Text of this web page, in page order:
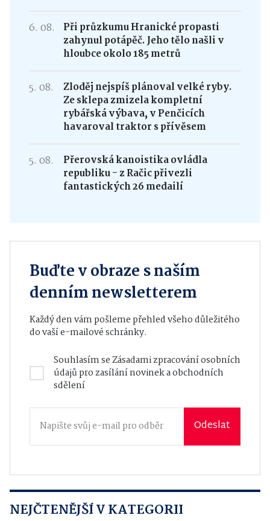
6. 08.
Při průzkumu Hranické propasti
zahynul potápěč. Jeho tělo našli v
hloubce okolo 185 metrů
5. 08.
Zloděj nejspíš plánoval velké ryby.
Ze sklepa zmizela kompletní
rybářská výbava, v Penčicích
havaroval traktor s přívěsem
5. 08.
Přerovská kanoistika ovládla
republiku - z Račic přivezli
fantastických 26 medailí
Buďte v obraze s naším
denním newsletterem
Každý den vám pošleme přehled všeho důležitého
do vaší e-mailové schránky.
Souhlasím seZásadami zpracování osobních
údajůpro zasílání novinek a obchodních
sdělení
Odeslat
NEJČTENĚJŠÍ V KATEGORII